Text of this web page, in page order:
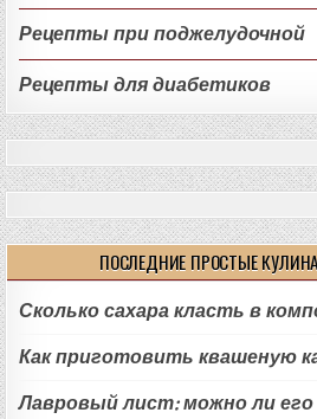
Рецепты при поджелудочной
Рецепты для диабетиков
ПОСЛЕДНИЕ ПРОСТЫЕ
Сколько сахара класть в
Как приготовить квашеную
Лавровый лист: можно ли